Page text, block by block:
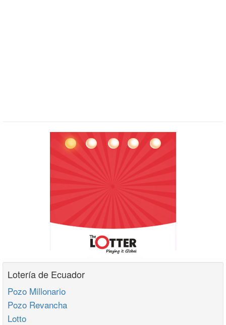
Lotería de Ecuador
Pozo Millonario
Pozo Revancha
Lotto